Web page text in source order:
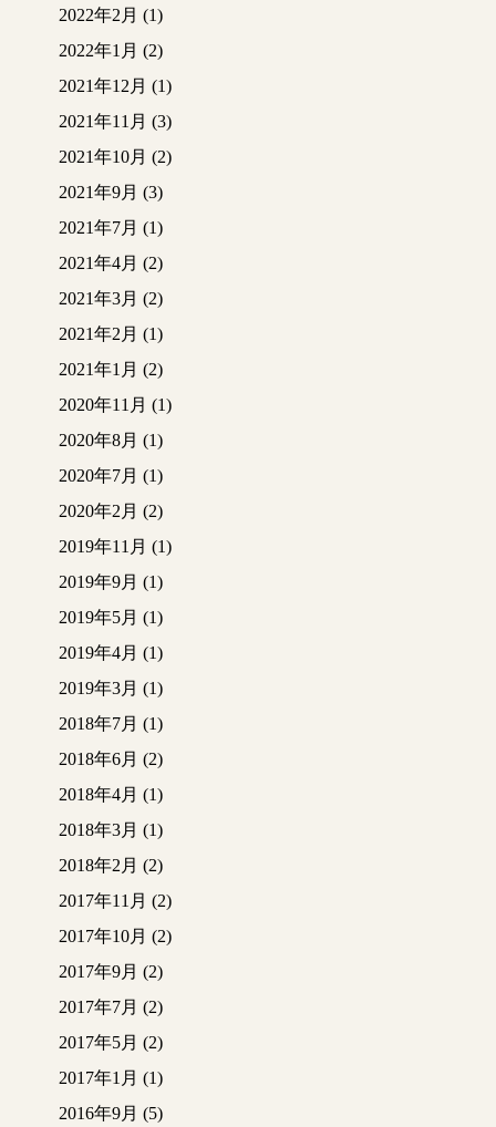
2022年2月 (1)
2022年1月 (2)
2021年12月 (1)
2021年11月 (3)
2021年10月 (2)
2021年9月 (3)
2021年7月 (1)
2021年4月 (2)
2021年3月 (2)
2021年2月 (1)
2021年1月 (2)
2020年11月 (1)
2020年8月 (1)
2020年7月 (1)
2020年2月 (2)
2019年11月 (1)
2019年9月 (1)
2019年5月 (1)
2019年4月 (1)
2019年3月 (1)
2018年7月 (1)
2018年6月 (2)
2018年4月 (1)
2018年3月 (1)
2018年2月 (2)
2017年11月 (2)
2017年10月 (2)
2017年9月 (2)
2017年7月 (2)
2017年5月 (2)
2017年1月 (1)
2016年9月 (5)